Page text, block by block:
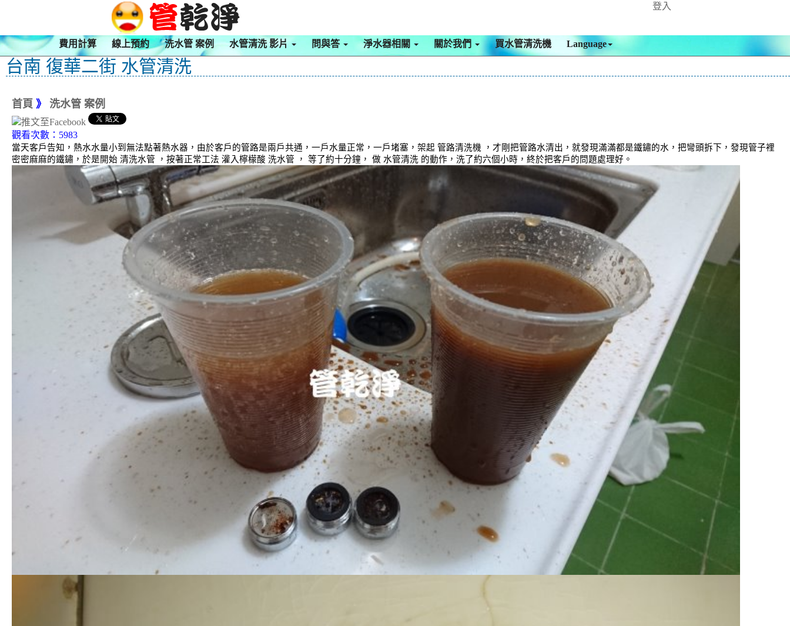
登入
費用計算 線上預約 洗水管 案例 水管清洗 影片 問與答 淨水器相關 關於我們 買水管清洗機 Language
台南 復華二街 水管清洗
首頁 》 洗水管 案例
觀看次數：5983
當天客戶告知，熱水水量小到無法點著熱水器，由於客戶的管路是兩戶共通，一戶水量正常，一戶堵塞，架起 管路清洗機 ，才剛把管路水清出，就發現滿滿都是鐵鏽的水，把彎頭拆下，發現管子裡
密密麻麻的鐵鏽，於是開始 清洗水管 ，按著正常工法 灌入檸檬酸 洗水管 ， 等了約十分鐘， 做 水管清洗 的動作，洗了約六個小時，終於把客戶的問題處理好。